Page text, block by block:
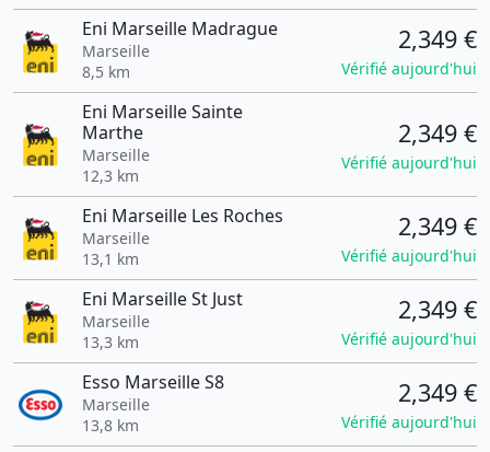
Eni Marseille Madrague
Marseille
8,5 km
2,349 €
Vérifié aujourd'hui
Eni Marseille Sainte
Marthe
Marseille
12,3 km
2,349 €
Vérifié aujourd'hui
Eni Marseille Les Roches
Marseille
13,1 km
2,349 €
Vérifié aujourd'hui
Eni Marseille St Just
Marseille
13,3 km
2,349 €
Vérifié aujourd'hui
Esso Marseille S8
Marseille
13,8 km
2,349 €
Vérifié aujourd'hui